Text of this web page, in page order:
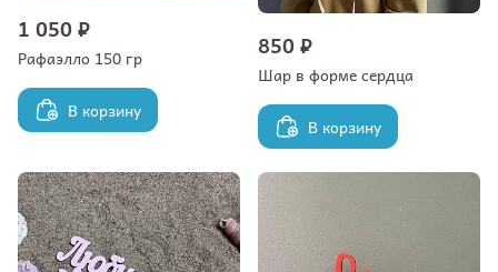
1 050 ₽
Рафаэлло 150 гр
В корзину
850 ₽
Шар в форме сердца
В корзину